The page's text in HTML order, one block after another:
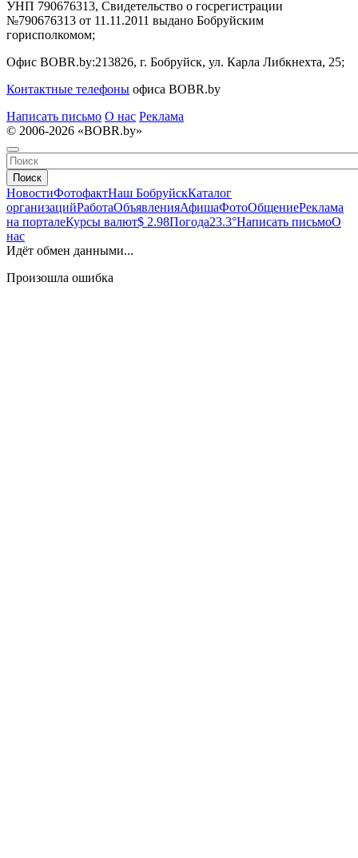
УНП 790676313, Свидетельство о госрегистрации
№790676313 от 11.11.2011 выдано Бобруйским
горисполкомом;
Офис BOBR.by:213826, г. Бобруйск, ул. Карла Либкнехта, 25;
Контактные телефоны офиса BOBR.by
Написать письмо О нас Реклама
© 2006-2026 «BOBR.by»
Поиск
НовостиФотофактНаш БобруйскКаталог
организацийРаботаОбъявленияАфишаФотоОбщениеРеклама
на порталеКурсы валют$ 2.98Погода23.3°Написать письмоО
нас
Идёт обмен данными...
Произошла ошибка